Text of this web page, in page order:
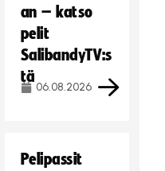
an – katso
pelit
SalibandyTV:s
tä
06.08.2026
Pelipassit